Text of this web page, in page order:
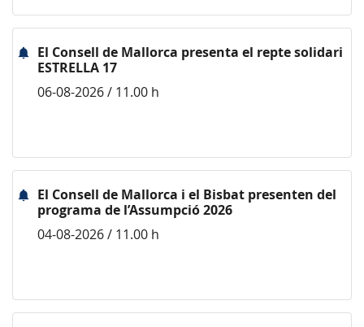
El Consell de Mallorca presenta el repte solidari
ESTRELLA 17
06-08-2026 / 11.00 h
El Consell de Mallorca i el Bisbat presenten del
programa de l’Assumpció 2026
04-08-2026 / 11.00 h